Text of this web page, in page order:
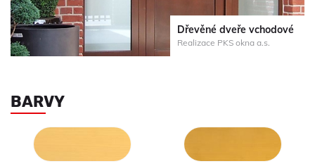
Dřevěné dveře vchodové
Realizace PKS okna a.s.
BARVY